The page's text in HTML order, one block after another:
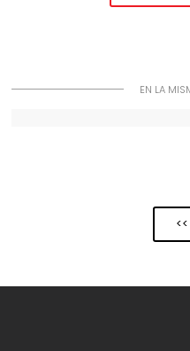
EN LA